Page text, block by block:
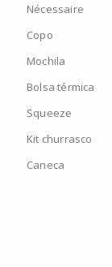
Nécessaire
Copo
Mochila
Bolsa térmica
Squeeze
Kit churrasco
Caneca